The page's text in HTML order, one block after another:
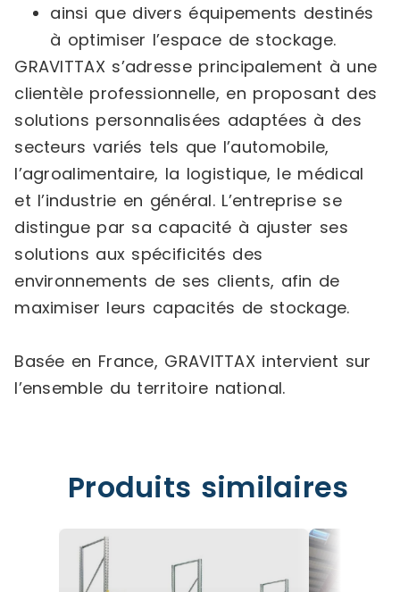
ainsi que divers équipements destinés
à optimiser l’espace de stockage.
GRAVITTAX s’adresse principalement à une
clientèle professionnelle, en proposant des
solutions personnalisées adaptées à des
secteurs variés tels que l’automobile,
l’agroalimentaire, la logistique, le médical
et l’industrie en général. L’entreprise se
distingue par sa capacité à ajuster ses
solutions aux spécificités des
environnements de ses clients, afin de
maximiser leurs capacités de stockage.
Basée en France, GRAVITTAX intervient sur
l’ensemble du territoire national.
Produits similaires